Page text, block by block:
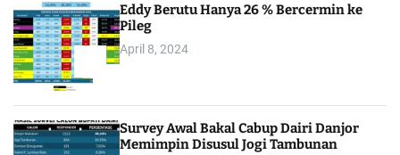
Eddy Berutu Hanya 26 % Bercermin ke
Pileg
April 8, 2024
Survey Awal Bakal Cabup Dairi Danjor
Memimpin Disusul Jogi Tambunan